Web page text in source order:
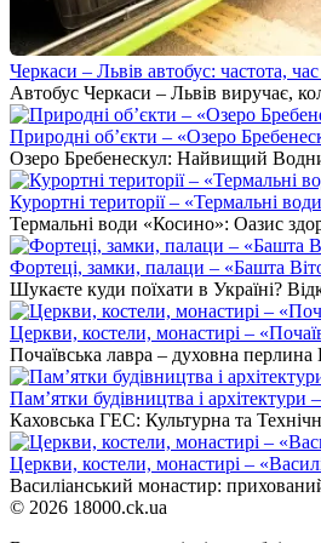
Черкаси – Львів автобус: частота,
Автобус Черкаси – Львів виручає,
Природні об’єкти – «Озеро
Озеро Бребенескул: Найвищий
Курортні території – «Термальні
Термальні води «Косино»: Оазис
Фортеці, замки, палаци – «Башта
Шукаєте куди поїхати в Україні?
Церкви, костели, монастирі –
Почаївська лавра – духовна
Пам’ятки будівництва і
Каховська ГЕС: Культурна та
Церкви, костели, монастирі –
Василіанський монастир:
© 2026 18000.ck.ua